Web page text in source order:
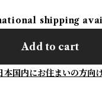
shipping
Add to cart
本国内にお住まいの方向